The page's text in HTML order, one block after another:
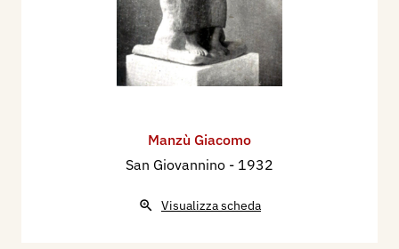
Manzù Giacomo
San Giovannino - 1932
Visualizza scheda